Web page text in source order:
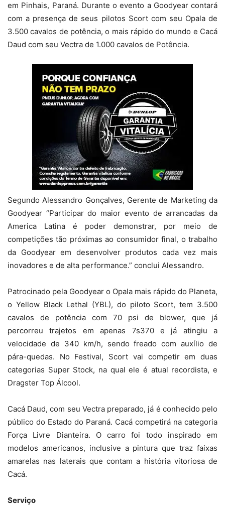
em Pinhais, Paraná. Durante o evento a Goodyear contará
com a presença de seus pilotos Scort com seu Opala de
3.500 cavalos de potência, o mais rápido do mundo e Cacá
Daud com seu Vectra de 1.000 cavalos de Potência.
Segundo Alessandro Gonçalves, Gerente de Marketing da
Goodyear “Participar do maior evento de arrancadas da
America Latina é poder demonstrar, por meio de
competições tão próximas ao consumidor final, o trabalho
da Goodyear em desenvolver produtos cada vez mais
inovadores e de alta performance.” conclui Alessandro.
Patrocinado pela Goodyear o Opala mais rápido do Planeta,
o Yellow Black Lethal (YBL), do piloto Scort, tem 3.500
cavalos de potência com 70 psi de blower, que já
percorreu trajetos em apenas 7s370 e já atingiu a
velocidade de 340 km/h, sendo freado com auxílio de
pára-quedas. No Festival, Scort vai competir em duas
categorias Super Stock, na qual ele é atual recordista, e
Dragster Top Álcool.
Cacá Daud, com seu Vectra preparado, já é conhecido pelo
público do Estado do Paraná. Cacá competirá na categoria
Força Livre Dianteira. O carro foi todo inspirado em
modelos americanos, inclusive a pintura que traz faixas
amarelas nas laterais que contam a história vitoriosa de
Cacá.
Serviço